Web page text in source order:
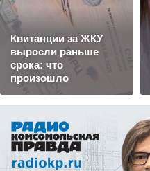
Квитанции за ЖКУ
выросли раньше
срока: что
произошло